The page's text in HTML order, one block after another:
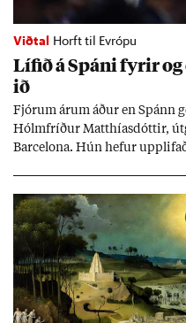
Viðtal Horft til Evrópu
Líf­ið á Spáni fyr­ir
ið
Fjór­um ár­um áð­ur en Spánn
Hólm­fríð­ur Matth­ías­dótt­ir,
Barcelona. Hún hef­ur
jafnt sem styrkj­um til
ið með­byr.